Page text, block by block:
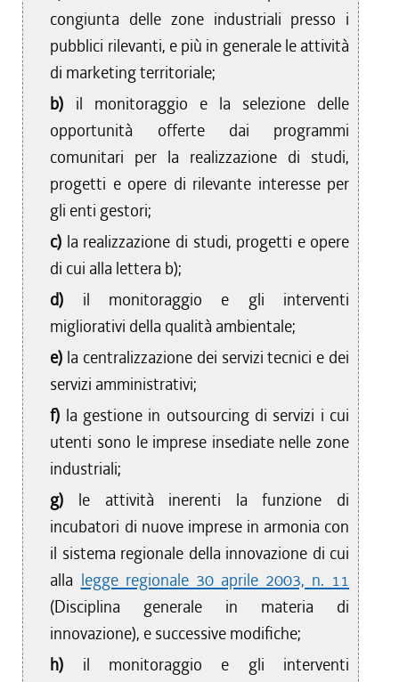
congiunta delle zone industriali presso i
pubblici rilevanti, e più in generale le attività
di marketing territoriale;
b) il monitoraggio e la selezione delle
opportunità offerte dai programmi
comunitari per la realizzazione di studi,
progetti e opere di rilevante interesse per
gli enti gestori;
c) la realizzazione di studi, progetti e opere
di cui alla lettera b);
d) il monitoraggio e gli interventi
migliorativi della qualità ambientale;
e) la centralizzazione dei servizi tecnici e dei
servizi amministrativi;
f) la gestione in outsourcing di servizi i cui
utenti sono le imprese insediate nelle zone
industriali;
g) le attività inerenti la funzione di
incubatori di nuove imprese in armonia con
il sistema regionale della innovazione di cui
alla legge regionale 30 aprile 2003, n. 11
(Disciplina generale in materia di
innovazione), e successive modifiche;
h) il monitoraggio e gli interventi